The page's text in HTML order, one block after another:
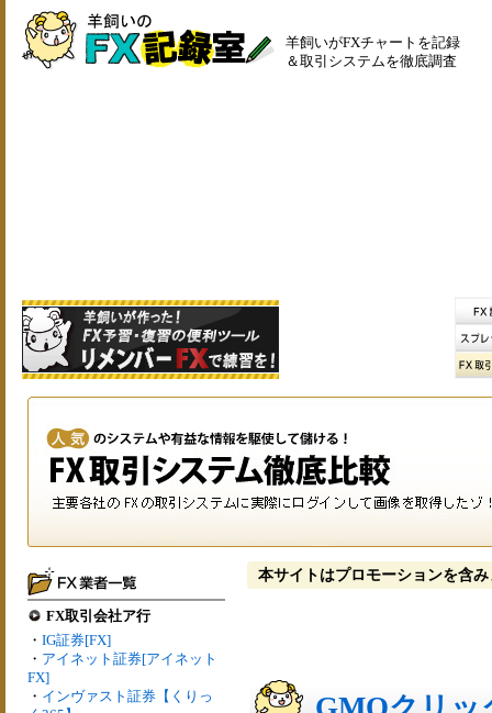
羊飼いがFXチャートを記録
＆取引システムを徹底調査
FX取引会社ア行
・ IG証券[FX]
・ アイネット証券[アイネット
FX]
・ インヴァスト証券【くりっ
本サイトはプロモーションを含み